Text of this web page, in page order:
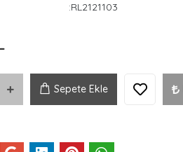
:RL2121103
Sepete Ekle